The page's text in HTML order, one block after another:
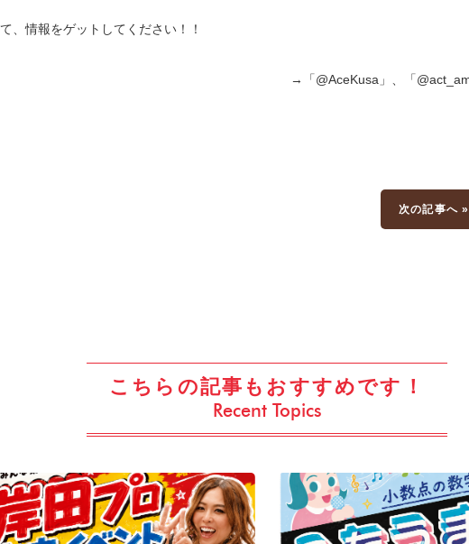
式Ⅹをフォローして、情報をゲットしてください！
」、「
次の記事へ »
こちらの記事もおすすめです！
Recent Topics